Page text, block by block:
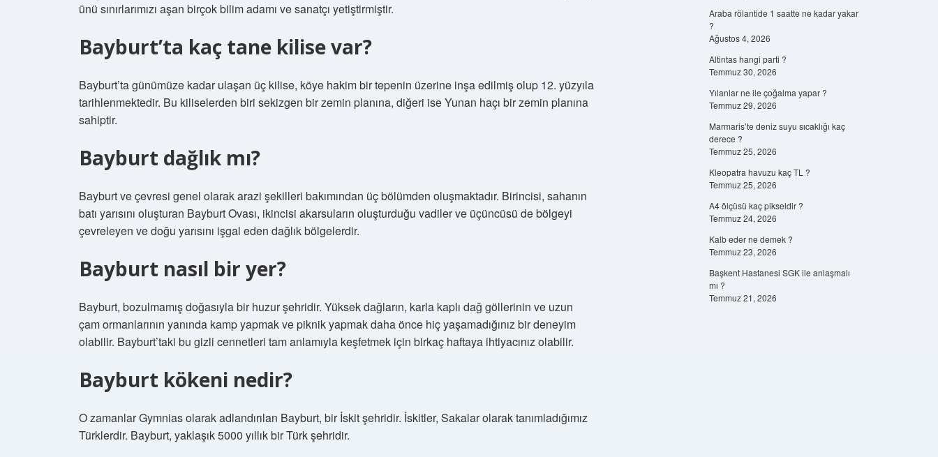
ünü sınırlarımızı aşan birçok bilim adamı ve sanatçı yetiştirmiştir.
Bayburt’ta kaç tane kilise var?
Bayburt’ta günümüze kadar ulaşan üç kilise, köye hakim bir tepenin üzerine inşa edilmiş olup 12. yüzyıla
tarihlenmektedir. Bu kiliselerden biri sekizgen bir zemin planına, diğeri ise Yunan haçı bir zemin planına
sahiptir.
Bayburt dağlık mı?
Bayburt ve çevresi genel olarak arazi şekilleri bakımından üç bölümden oluşmaktadır. Birincisi, sahanın
batı yarısını oluşturan Bayburt Ovası, ikincisi akarsuların oluşturduğu vadiler ve üçüncüsü de bölgeyi
çevreleyen ve doğu yarısını işgal eden dağlık bölgelerdir.
Bayburt nasıl bir yer?
Bayburt, bozulmamış doğasıyla bir huzur şehridir. Yüksek dağların, karla kaplı dağ göllerinin ve uzun
çam ormanlarının yanında kamp yapmak ve piknik yapmak daha önce hiç yaşamadığınız bir deneyim
olabilir. Bayburt’taki bu gizli cennetleri tam anlamıyla keşfetmek için birkaç haftaya ihtiyacınız olabilir.
Bayburt kökeni nedir?
O zamanlar Gymnias olarak adlandırılan Bayburt, bir İskit şehridir. İskitler, Sakalar olarak tanımladığımız
Türklerdir. Bayburt, yaklaşık 5000 yıllık bir Türk şehridir.
Araba rölantide 1 saatte ne kadar yakar
?
Ağustos 4, 2026
Altintas hangi parti ?
Temmuz 30, 2026
Yılanlar ne ile çoğalma yapar ?
Temmuz 29, 2026
Marmaris’te deniz suyu sıcaklığı kaç
derece ?
Temmuz 25, 2026
Kleopatra havuzu kaç TL ?
Temmuz 25, 2026
A4 ölçüsü kaç pikseldir ?
Temmuz 24, 2026
Kalb eder ne demek ?
Temmuz 23, 2026
Başkent Hastanesi SGK ile anlaşmalı
mı ?
Temmuz 21, 2026